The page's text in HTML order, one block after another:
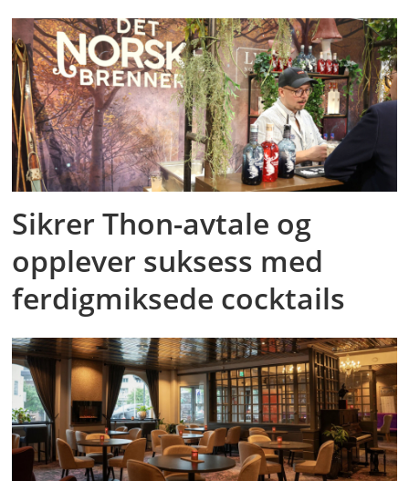
Sikrer Thon-avtale og
opplever suksess med
ferdigmiksede cocktails